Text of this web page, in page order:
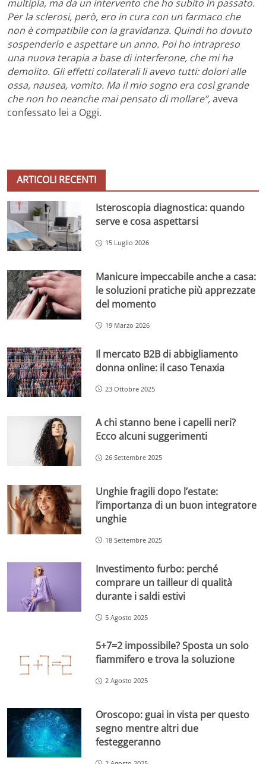
multipla, ma da un intervento che ho subito in passato.
Per la sclerosi, però, ero in cura con un farmaco che
non è compatibile con la gravidanza. Quindi ho dovuto
sospenderlo e aspettare un anno. Poi ho intrapreso
una nuova terapia a base di interferone, che mi ha
demolito. Gli effetti collaterali li avevo tutti: dolori alle
ossa, nausea, vomito. Ma il mio sogno era così grande
che non ho neanche mai pensato di mollare”,aveva
confessato lei a Oggi.
ARTICOLI RECENTI
Isteroscopia diagnostica: quando
serve e cosa aspettarsi
15 Luglio 2026
Manicure impeccabile anche a casa:
le soluzioni pratiche più apprezzate
del momento
19 Marzo 2026
Il mercato B2B di abbigliamento
donna online: il caso Tenaxia
23 Ottobre 2025
A chi stanno bene i capelli neri?
Ecco alcuni suggerimenti
26 Settembre 2025
Unghie fragili dopo l’estate:
l’importanza di un buon integratore
unghie
18 Settembre 2025
Investimento furbo: perché
comprare un tailleur di qualità
durante i saldi estivi
5 Agosto 2025
5+7=2 impossibile? Sposta un solo
fiammifero e trova la soluzione
2 Agosto 2025
Oroscopo: guai in vista per questo
segno mentre altri due
festeggeranno